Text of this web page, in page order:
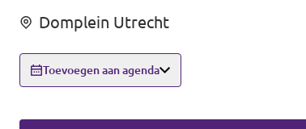
Mensen
Domplein Utrecht
Toevoegen aan agenda